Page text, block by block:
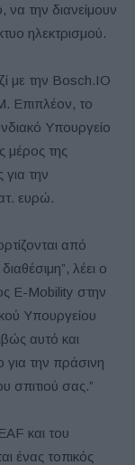
να την διανείμουν
ηλεκτρισμού.
με την Bosch.IO
Επιπλέον, το
Υπουργείο
της
την
ευρώ.
από
λέει ο
E-Mobility στην
Υπουργείου
αυτό και
για την πράσινη
σπιτιού σας.”
και του
ένας τοπικός